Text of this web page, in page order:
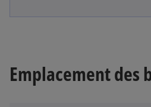
Emplacement des